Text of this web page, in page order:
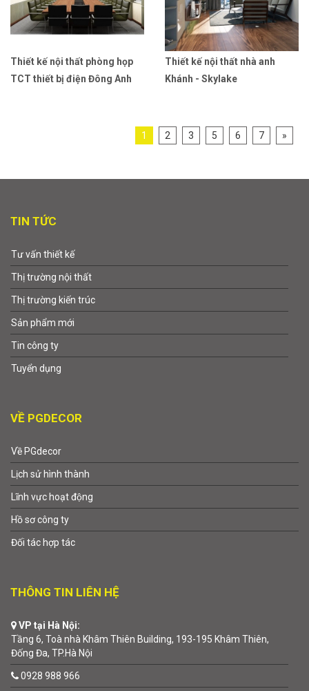
Thiết kế nội thất phòng họp
TCT thiết bị điện Đông Anh
Thiết kế nội thất nhà anh
Khánh - Skylake
1 2 3 5 6 7 »
TIN TỨC
Tư vấn thiết kế
Thị trường nội thất
Thị trường kiến trúc
Sản phẩm mới
Tin công ty
Tuyển dụng
VỀ PGDECOR
Về PGdecor
Lịch sử hình thành
Lĩnh vực hoạt động
Hồ sơ công ty
Đối tác hợp tác
THÔNG TIN LIÊN HỆ
VP tại Hà Nội:
Tầng 6, Toà nhà Khâm Thiên Building, 193-195 Khâm Thiên,
Đống Đa, TP.Hà Nội
0928 988 966